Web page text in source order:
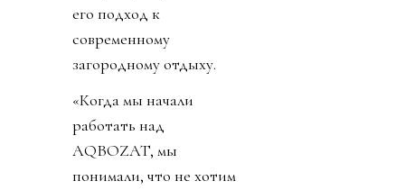
его подход к
современному
загородному отдыху.
«Когда мы начали
работать над
AQBOZAT, мы
понимали, что не хотим